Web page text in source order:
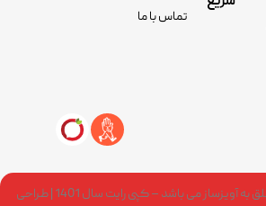
تماس با ما
تمام حقوق وب سایت متعلق به آویزساز می باشد – کپی رایت سال 1401 | طراحی